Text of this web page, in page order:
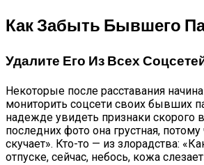
Как Забыть Бывшего
Удалите Его Из Всех
Некоторые после расставания
мониторить соцсети своих бывших
надежде увидеть признаки скорого
последних фото она грустная,
скучает». Кто-то — из злорадства:
отпуске, сейчас, небось, кожа